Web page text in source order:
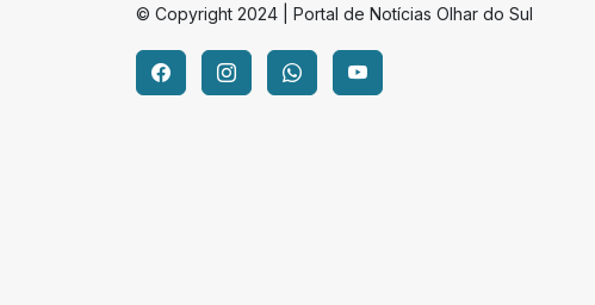
© Copyright 2024 | Portal de Notícias Olhar do Sul